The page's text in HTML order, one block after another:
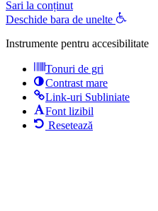
Sari la conținut
Deschide bara de unelte
Instrumente pentru accesibilitate
Tonuri de gri
Contrast mare
Link-uri Subliniate
Font lizibil
Resetează